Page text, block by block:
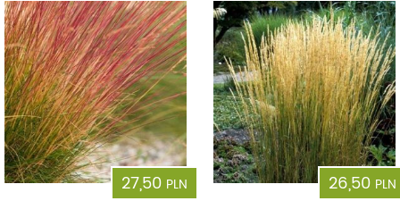
27,50 PLN
26,50 PLN